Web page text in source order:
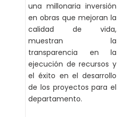
una millonaria inversión
en obras que mejoran la
calidad de vida,
muestran la
transparencia en la
ejecución de recursos y
el éxito en el desarrollo
de los proyectos para el
departamento.